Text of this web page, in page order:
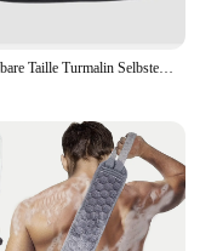
Einstellbare Taille Turmalin Selbsterhitzende Magnetische Therapie Zurück Taille Unterstützung Gürtel Lendenwirbelstütze Massage Band Gesundheits Pflege